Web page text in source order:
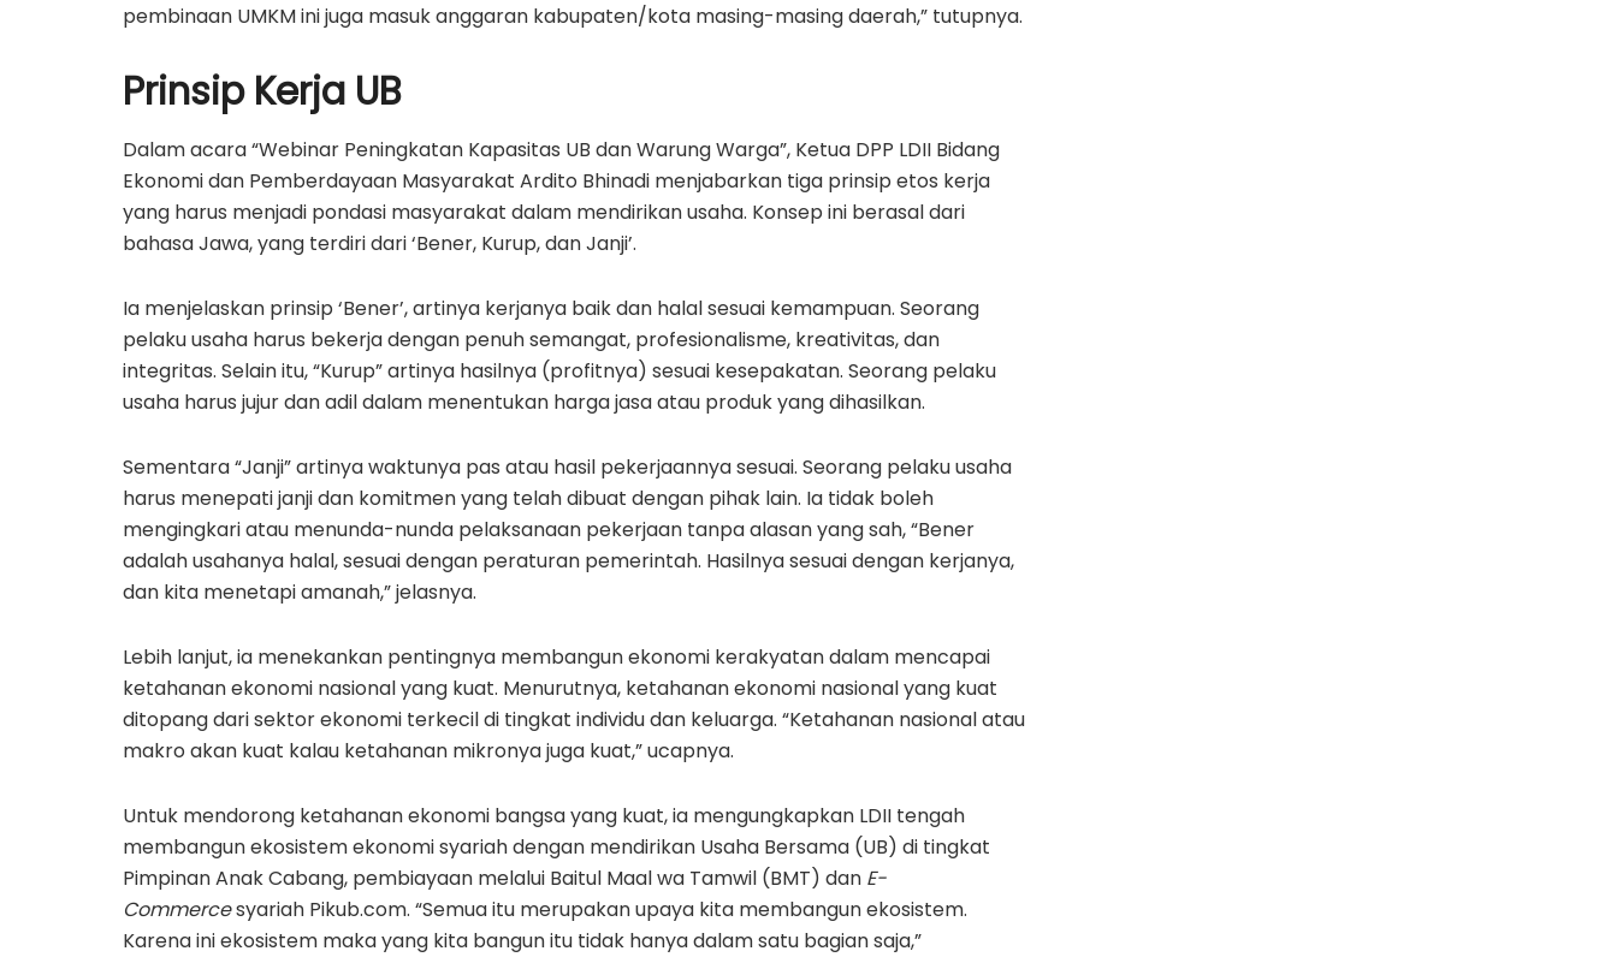
pembinaan UMKM ini juga masuk anggaran kabupaten/kota masing-masing daerah,” tutupnya.
Prinsip Kerja UB
Dalam acara “Webinar Peningkatan Kapasitas UB dan Warung Warga”, Ketua DPP LDII Bidang
Ekonomi dan Pemberdayaan Masyarakat Ardito Bhinadi menjabarkan tiga prinsip etos kerja
yang harus menjadi pondasi masyarakat dalam mendirikan usaha. Konsep ini berasal dari
bahasa Jawa, yang terdiri dari ‘Bener, Kurup, dan Janji’.
Ia menjelaskan prinsip ‘Bener’, artinya kerjanya baik dan halal sesuai kemampuan. Seorang
pelaku usaha harus bekerja dengan penuh semangat, profesionalisme, kreativitas, dan
integritas. Selain itu, “Kurup” artinya hasilnya (profitnya) sesuai kesepakatan. Seorang pelaku
usaha harus jujur dan adil dalam menentukan harga jasa atau produk yang dihasilkan.
Sementara “Janji” artinya waktunya pas atau hasil pekerjaannya sesuai. Seorang pelaku usaha
harus menepati janji dan komitmen yang telah dibuat dengan pihak lain. Ia tidak boleh
mengingkari atau menunda-nunda pelaksanaan pekerjaan tanpa alasan yang sah, “Bener
adalah usahanya halal, sesuai dengan peraturan pemerintah. Hasilnya sesuai dengan kerjanya,
dan kita menetapi amanah,” jelasnya.
Lebih lanjut, ia menekankan pentingnya membangun ekonomi kerakyatan dalam mencapai
ketahanan ekonomi nasional yang kuat. Menurutnya, ketahanan ekonomi nasional yang kuat
ditopang dari sektor ekonomi terkecil di tingkat individu dan keluarga. “Ketahanan nasional atau
makro akan kuat kalau ketahanan mikronya juga kuat,” ucapnya.
Untuk mendorong ketahanan ekonomi bangsa yang kuat, ia mengungkapkan LDII tengah
membangun ekosistem ekonomi syariah dengan mendirikan Usaha Bersama (UB) di tingkat
Pimpinan Anak Cabang, pembiayaan melalui Baitul Maal wa Tamwil (BMT) dan E-
Commercesyariah Pikub.com. “Semua itu merupakan upaya kita membangun ekosistem.
Karena ini ekosistem maka yang kita bangun itu tidak hanya dalam satu bagian saja,”